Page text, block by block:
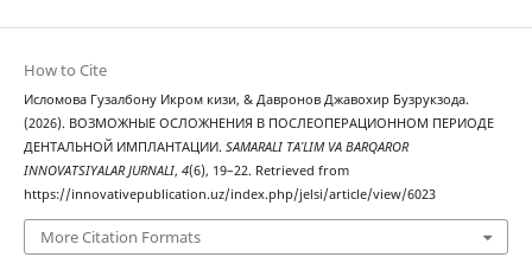
How to Cite
Исломова Гузалбону Икром кизи, & Давронов Джавохир Бузрукзода.
(2026). ВОЗМОЖНЫЕ ОСЛОЖНЕНИЯ В ПОСЛЕОПЕРАЦИОННОМ ПЕРИОДЕ
ДЕНТАЛЬНОЙ ИМПЛАНТАЦИИ. SAMARALI TA’LIM VA BARQAROR
INNOVATSIYALAR JURNALI, 4(6), 19–22. Retrieved from
https://innovativepublication.uz/index.php/jelsi/article/view/6023
More Citation Formats